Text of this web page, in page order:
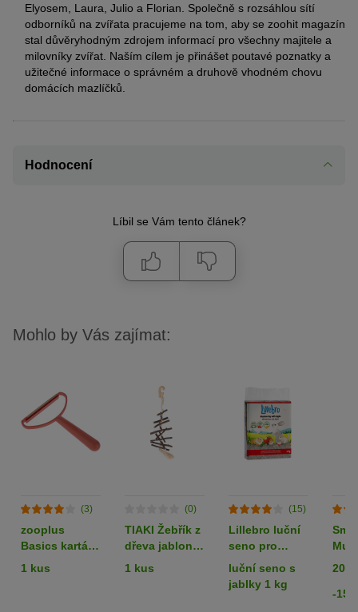
Elyosem, Laura, Julio a Florian. Společně s rozsáhlou sítí
odborníků na zvířata pracujeme na tom, aby se zoohit magazín
stal důvěryhodným zdrojem informací pro všechny majitele a
milovníky zvířat. Naším cílem je přinášet poutavé poznatky a
užitečné informace o správném a druhově vhodném chovu
domácích mazlíčků.
Hodnocení
Líbil se Vám tento článek?
Mohlo by Vás zajímat:
(3)
zooplus
Basics kartáč
na
1 kus
(0)
TIAKI Žebřík z
dřeva jabloně
na okusování
1 kus
(15)
Lillebro luční
seno pro
hlodavce a
králíky
luční seno s
jablky 1 kg
200
-